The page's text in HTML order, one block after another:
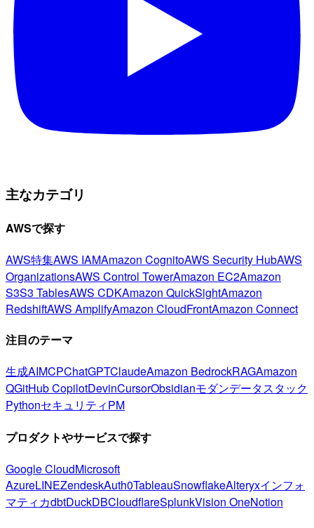
主なカテゴリ
AWSで探す
AWS特集AWS IAMAmazon CognitoAWS Security HubAWS
OrganizationsAWS Control TowerAmazon EC2Amazon
S3S3 TablesAWS CDKAmazon QuickSightAmazon
RedshiftAWS AmplifyAmazon CloudFrontAmazon Connect
注目のテーマ
生成AIMCPChatGPTClaudeAmazon BedrockRAGAmazon
QGitHub CopilotDevinCursorObsidianモダンデータスタック
PythonセキュリティPM
プロダクトやサービスで探す
Google CloudMicrosoft
AzureLINEZendeskAuth0TableauSnowflakeAlteryxインフォ
マティカdbtDuckDBCloudflareSplunkVision OneNotion